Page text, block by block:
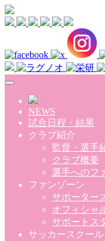
Skip to main content
NEWS
試合日程・結果
クラブ紹介
監督・選手
クラブ概要
選手へのフ
ファンゾーン
サポーター
オフィシャ
サポートス
サッカースクール